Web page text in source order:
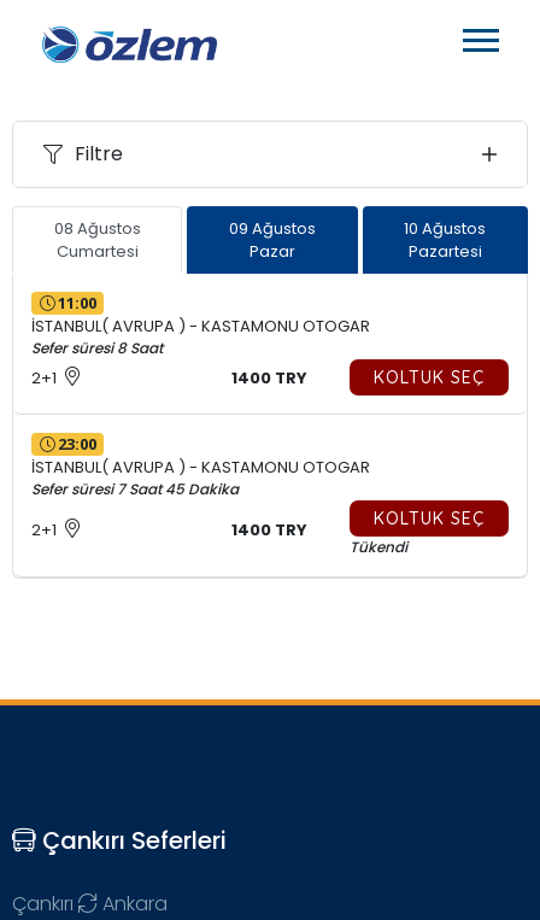
Filtre
08 Ağustos
Cumartesi
09 Ağustos
Pazar
10 Ağustos
Pazartesi
11:00
İSTANBUL( AVRUPA ) - KASTAMONU OTOGAR
Sefer süresi 8 Saat
2+1 1400 TRY KOLTUK SEÇ
23:00
İSTANBUL( AVRUPA ) - KASTAMONU OTOGAR
Sefer süresi 7 Saat 45 Dakika
2+1 1400 TRY KOLTUK SEÇ
Tükendi
Çankırı Seferleri
Çankırı
Ankara